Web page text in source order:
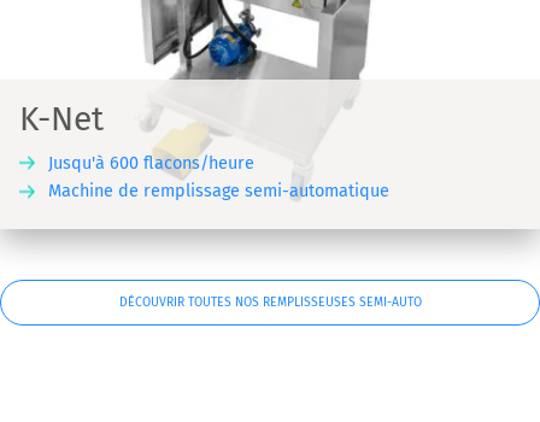
K-Net
Jusqu'à 600 flacons/heure
Machine de remplissage semi-automatique
DÉCOUVRIR TOUTES NOS REMPLISSEUSES SEMI-AUTO